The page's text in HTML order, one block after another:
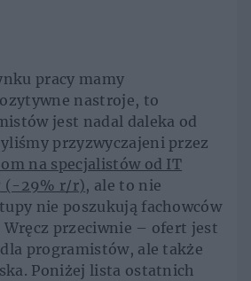
pracy mamy
nastroje, to
jest nadal daleka od
przyzwyczajeni przez
na specjalistów od IT
(-29% r/r), ale to nie
nie poszukują fachowców
przeciwnie – ofert jest
programistów, ale także
Poniżej lista ostatnich